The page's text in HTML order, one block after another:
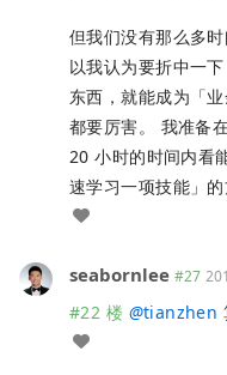
但我们没有那么多
以我认为要折中一
东西，就能成为「
都要厉害。 我准备
20 小时的时间内看
速学习一项技能」的
seabornlee #27
#22 楼 @tianzhen